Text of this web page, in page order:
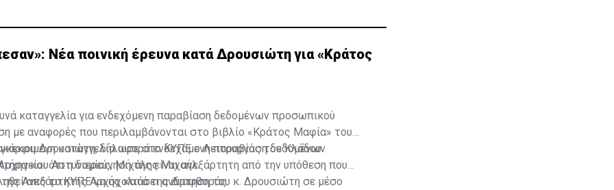
Νέα ποινική έρευνα κατά Δρουσιώτη για «Κράτος
καταγγελία για ενδεχόμενη παραβίαση δεδομένων προσωπικού
με αναφορές που περιλαμβάνονται στο βιβλίο «Κράτος Μαφία» του
Δρουσιώτη, δήλωσε στο ΚΥΠΕ ο Λειτουργός του Κλάδου
Αστυνομίας, Μιχάλης Μιχαήλ.
καταγγελία αφορά ενδεχόμενη παραβίαση δεδομένων
και ότι η διερεύνησή της είναι ανεξάρτητη από την υπόθεση που
Ανεξάρτητης Αρχής κατά της Διαφθοράς.
από το ΚΥΠΕ να σχολιάσει ανάρτηση του κ. Δρουσιώτη σε μέσο